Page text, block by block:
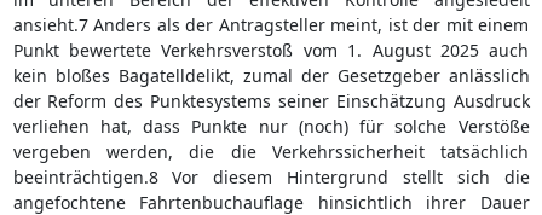
ansieht.7 Anders als der Antragsteller meint, ist der mit einem
Punkt bewertete Verkehrsverstoß vom 1. August 2025 auch
kein bloßes Bagatelldelikt, zumal der Gesetzgeber anlässlich
der Reform des Punktesystems seiner Einschätzung Ausdruck
verliehen hat, dass Punkte nur (noch) für solche Verstöße
vergeben werden, die die Verkehrssicherheit tatsächlich
beeinträchtigen.8 Vor diesem Hintergrund stellt sich die
angefochtene Fahrtenbuchauflage hinsichtlich ihrer Dauer